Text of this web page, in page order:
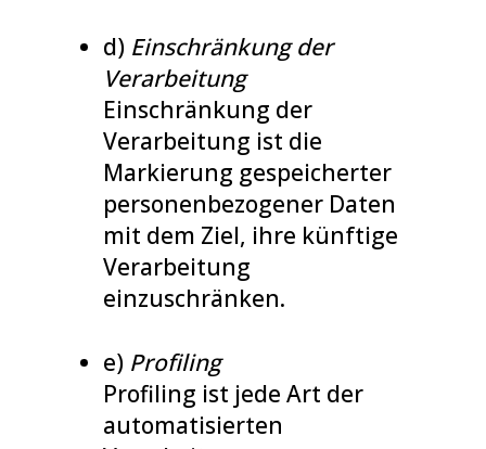
d) Einschränkung der
Verarbeitung
Einschränkung der
Verarbeitung ist die
Markierung gespeicherter
personenbezogener Daten
mit dem Ziel, ihre künftige
Verarbeitung
einzuschränken.
e) Profiling
Profiling ist jede Art der
automatisierten